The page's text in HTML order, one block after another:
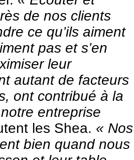
de nos clients
ce qu’ils aiment
pas et s’en
leur
autant de facteurs
ont contribué à la
entreprise
les Shea. « Nos
bien quand nous